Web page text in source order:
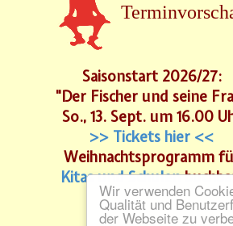
Wir verwenden
Qualität und
der Webseite zu
Saisonstart 2026/27:
"Der Fischer und seine
So., 13. Sept. um 16.00
>> Tickets hier <<
Weihnachtsprogramm
Kitas und Schulen